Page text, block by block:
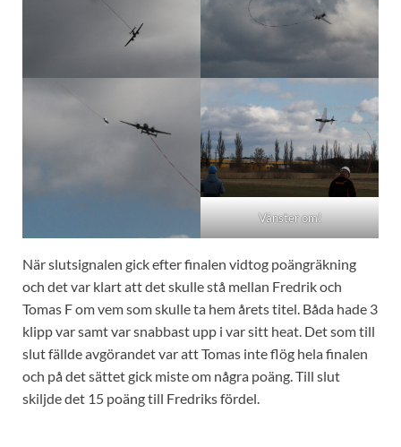
Vänster om!
När slutsignalen gick efter finalen vidtog poängräkning
och det var klart att det skulle stå mellan Fredrik och
Tomas F om vem som skulle ta hem årets titel. Båda hade 3
klipp var samt var snabbast upp i var sitt heat. Det som till
slut fällde avgörandet var att Tomas inte flög hela finalen
och på det sättet gick miste om några poäng. Till slut
skiljde det 15 poäng till Fredriks fördel.